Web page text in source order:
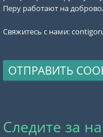
Перу работают на
Свяжитесь с нами:
ОТПРАВИТЬ
Следите за